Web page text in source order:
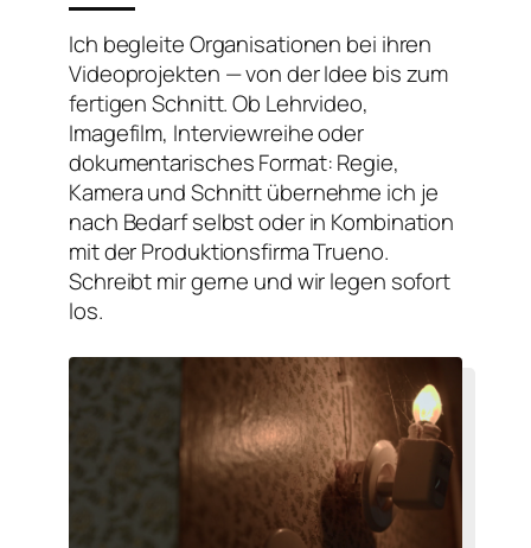
Ich begleite Organisationen bei ihren
Videoprojekten — von der Idee bis zum
fertigen Schnitt. Ob Lehrvideo,
Imagefilm, Interviewreihe oder
dokumentarisches Format: Regie,
Kamera und Schnitt übernehme ich je
nach Bedarf selbst oder in Kombination
mit der Produktionsfirma Trueno.
Schreibt mir gerne und wir legen sofort
los.